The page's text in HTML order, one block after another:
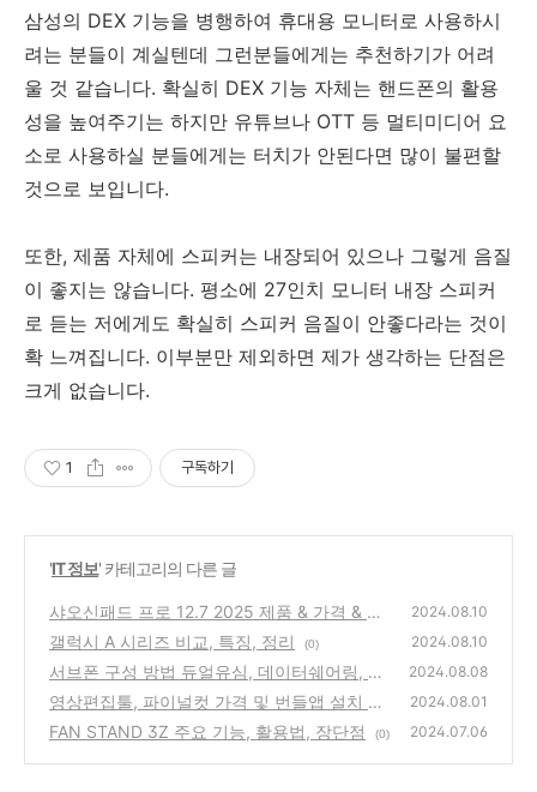
삼성의 DEX 기능을 병행하여 휴대용 모니터로 사용하시
려는 분들이 계실텐데 그런분들에게는 추천하기가 어려
울 것 같습니다. 확실히 DEX 기능 자체는 핸드폰의 활용
성을 높여주기는 하지만 유튜브나 OTT 등 멀티미디어 요
소로 사용하실 분들에게는 터치가 안된다면 많이 불편할
것으로 보입니다.
또한, 제품 자체에 스피커는 내장되어 있으나 그렇게 음질
이 좋지는 않습니다. 평소에 27인치 모니터 내장 스피커
로 듣는 저에게도 확실히 스피커 음질이 안좋다라는 것이
확 느껴집니다. 이부분만 제외하면 제가 생각하는 단점은
크게 없습니다.
1 구독하기
'IT 정보' 카테고리의 다른 글
샤오신패드 프로 12.7 2025 제품 & 가격 & 참
고 자료
(0)
2024.08.10
갤럭시 A 시리즈 비교, 특징, 정리 (0) 2024.08.10
서브폰 구성 방법 듀얼유심, 데이터쉐어링, 알
뜰폰
(0)
2024.08.08
영상편집툴, 파이널컷 가격 및 번들앱 설치 방
법
(0)
2024.08.01
FAN STAND 3Z 주요 기능, 활용법, 장단점 (0) 2024.07.06